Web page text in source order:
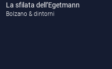
altoatesina, che vogliono
e provate i piatti
La sfilata dell’Egetmann
Bolzano & dintorni